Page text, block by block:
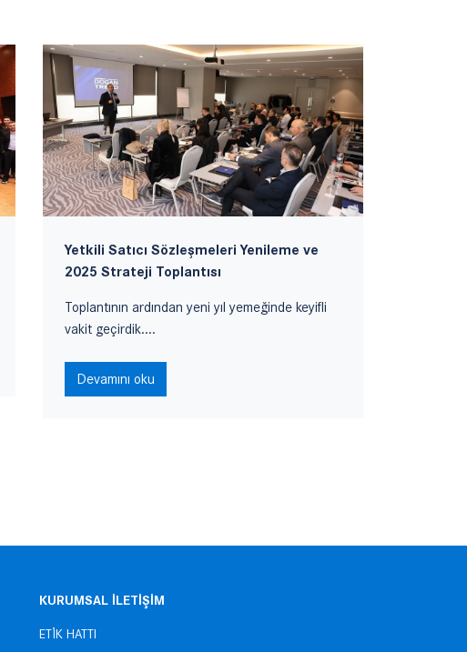
Yetkili Satıcı Sözleşmeleri Yenileme ve
2025 Strateji Toplantısı
Toplantının ardından yeni yıl yemeğinde keyifli
vakit geçirdik....
Devamını oku
KURUMSAL İLETİŞİM
ETİK HATTI